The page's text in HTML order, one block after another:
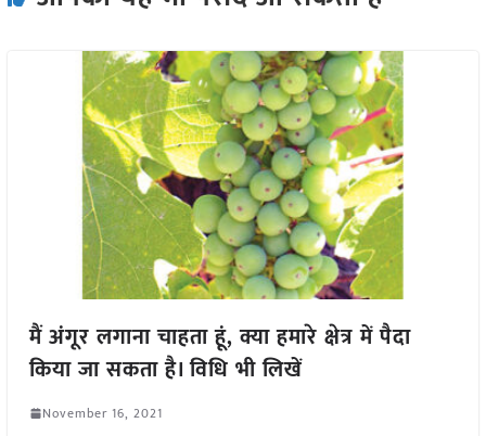
मैं अंगूर लगाना चाहता हूं, क्या हमारे क्षेत्र में पैदा
किया जा सकता है। विधि भी लिखें
November 16, 2021